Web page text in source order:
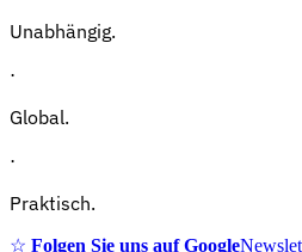
Unabhängig.
·
Global.
·
Praktisch.
☆ Folgen Sie uns auf Google